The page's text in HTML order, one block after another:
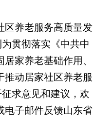
养老服务高质量发
贯彻落实《中共中
家养老基础作用、
推动居家社区养老服
求意见和建议，欢
电子邮件反馈山东省